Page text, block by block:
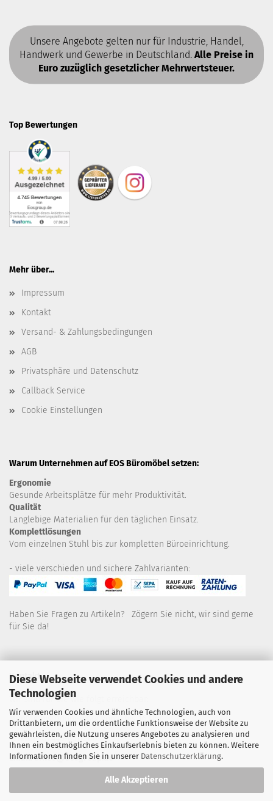
Diese Webseite verwendet Cookies und andere
Technologien
Wir verwenden Cookies und ähnliche Technologien, auch von
Drittanbietern, um die ordentliche Funktionsweise der Website zu
gewährleisten, die Nutzung unseres Angebotes zu analysieren und
Ihnen ein bestmögliches Einkaufserlebnis bieten zu können. Weitere
Informationen finden Sie in unserer Datenschutzerklärung.
Alle Akzeptieren
Unsere Angebote gelten nur für Industrie, Handel,
Handwerk und Gewerbe in Deutschland. Alle Preise in
Euro zuzüglich gesetzlicher Mehrwertsteuer.
Top Bewertungen
Mehr über...
Impressum
Kontakt
Versand- & Zahlungsbedingungen
AGB
Privatsphäre und Datenschutz
Callback Service
Cookie Einstellungen
Warum Unternehmen auf EOS Büromöbel setzen:
Ergonomie
Gesunde Arbeitsplätze für mehr Produktivität.
Qualität
Langlebige Materialien für den täglichen Einsatz.
Komplettlösungen
Vom einzelnen Stuhl bis zur kompletten Büroeinrichtung.
- viele verschieden und sichere Zahlvarianten:
Haben Sie Fragen zu Artikeln? Zögern Sie nicht, wir sind gerne
für Sie da!
Kontakt
Wir sind für Sie wie folgt erreichbar:
Montag bis Donnerstag von 9 bis 16 Uhr
Telefon: 02445-8517300
Email: office@eosgroup.de